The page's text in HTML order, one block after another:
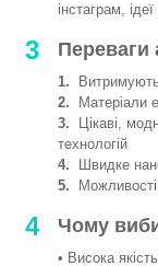
інстаграм,
3 Переваги
1.
2. Матеріали
3. Цікаві,
технологій
4. Швидке
5. Можливості
4 Чому
• Висока